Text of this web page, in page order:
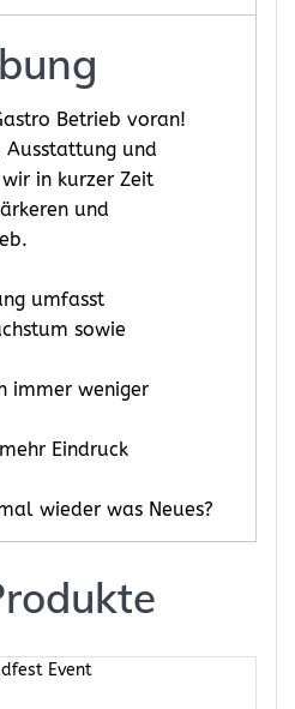
Betrieb voran!
Ausstattung und
in kurzer Zeit
und
umfasst
sowie
immer weniger
Eindruck
wieder was Neues?